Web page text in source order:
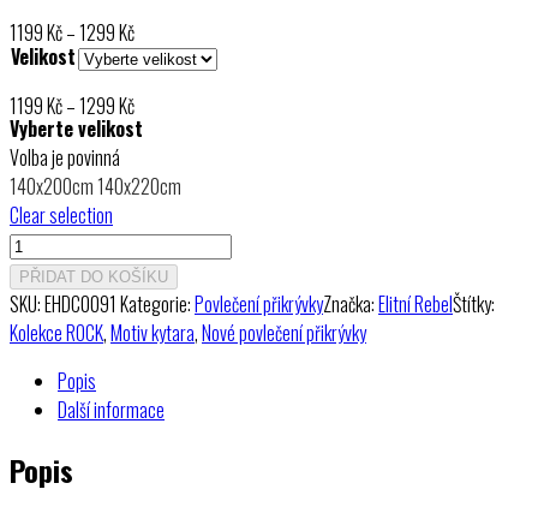
1199Kč–1299KčRozpětí
cen:
až
1299 Kč
Velikost
1199Kč–1299KčRozpětí
cen:
až
Vyberte velikost
Volba je povinná
140x200cm 140x220cm
Clear selection
Povlečení
přikrývka
Kytara
Plasma
množství
PŘIDAT DO KOŠÍKU
SKU:EHDC0091 Kategorie:Povlečení přikrývkyZnačka:Elitní RebelŠtítky:
Kolekce ROCK,Motiv kytara,Nové povlečení přikrývky
Popis
Další informace
Popis